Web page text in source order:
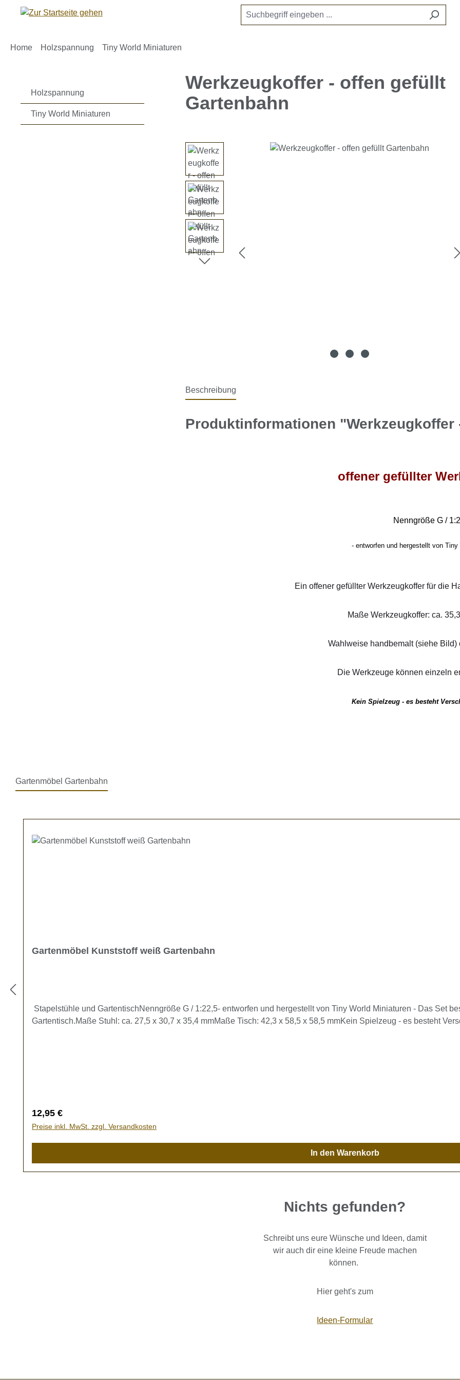
Hauptinhalt springen
Zur Suche springen
Zur Hauptnavigation springen
Home Holzspannung Tiny World Miniaturen
Holzspannung
Tiny World Miniaturen
Werkzeugkoffer - offen gefüllt
Gartenbahn
Bildergalerie überspringen
Beschreibung
Produktinformationen
offener gefüllter
Nenngröße G /
- entworfen und hergestellt von Tiny
Ein offener gefüllter Werkzeugkoffer für die
Maße Werkzeugkoffer: ca.
Wahlweise handbemalt (siehe Bild)
Die Werkzeuge können einzeln
Kein Spielzeug - es besteht
Gartenmöbel Gartenbahn
Gartenmöbel Kunststoff weiß Gartenbahn
Stapelstühle und GartentischNenngröße G / 1:22,5- entworfen und hergestellt von Tiny World Miniaturen - Das Set
Gartentisch.Maße Stuhl: ca. 27,5 x 30,7 x 35,4 mmMaße Tisch: 42,3 x 58,5 x 58,5 mmKein Spielzeug - es besteht
Regulärer Preis:
12,95 €
Preise inkl. MwSt. zzgl. Versandkosten
In den Warenkorb
Nichts gefunden?
Schreibt uns eure Wünsche und Ideen, damit
wir auch dir eine kleine Freude machen
können.
Hier geht's zum
Ideen-Formular